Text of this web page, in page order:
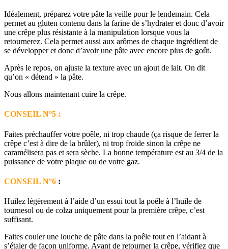
Idéalement, préparez votre pâte la veille pour le lendemain. Cela
permet au gluten contenu dans la farine de s’hydrater et donc d’avoir
une crêpe plus résistante à la manipulation lorsque vous la
retournerez. Cela permet aussi aux arômes de chaque ingrédient de
se développer et donc d’avoir une pâte avec encore plus de goût.
Après le repos, on ajuste la texture avec un ajout de lait. On dit
qu’on « détend » la pâte.
Nous allons maintenant cuire la crêpe.
CONSEIL N°5 :
Faites préchauffer votre poêle, ni trop chaude (ça risque de ferrer la
crêpe c’est à dire de la brûler), ni trop froide sinon la crêpe ne
caramélisera pas et sera sèche. La bonne température est au 3/4 de la
puissance de votre plaque ou de votre gaz.
CONSEIL N°6 :
Huilez légèrement à l’aide d’un essui tout la poêle à l’huile de
tournesol ou de colza uniquement pour la première crêpe, c’est
suffisant.
Faites couler une louche de pâte dans la poêle tout en l’aidant à
s’étaler de façon uniforme. Avant de retourner la crêpe, vérifiez que